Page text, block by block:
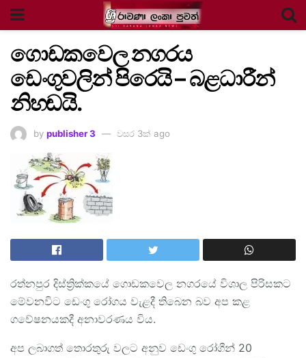
ගොඩකවෙල නගරය
ඩෙංගුවලින් පිරෙයි – බළධාරීන්
නිහඬයි.
by publisher 3 වසර 3ක් ago
රත්නපුර දිස්ත්‍රික්කයේ ගොඩකවෙල නගරයේ විශාල පිරිසකට
මේවනවිට ඩෙංගු රෝගය වැළදී තිබෙන බව අප කළ
ගවේෂනයකදී අනාවරණය විය.
අප ලබාගත් තොරතුරු වලට අනුව ඩෙංගු රෝගීන් 20